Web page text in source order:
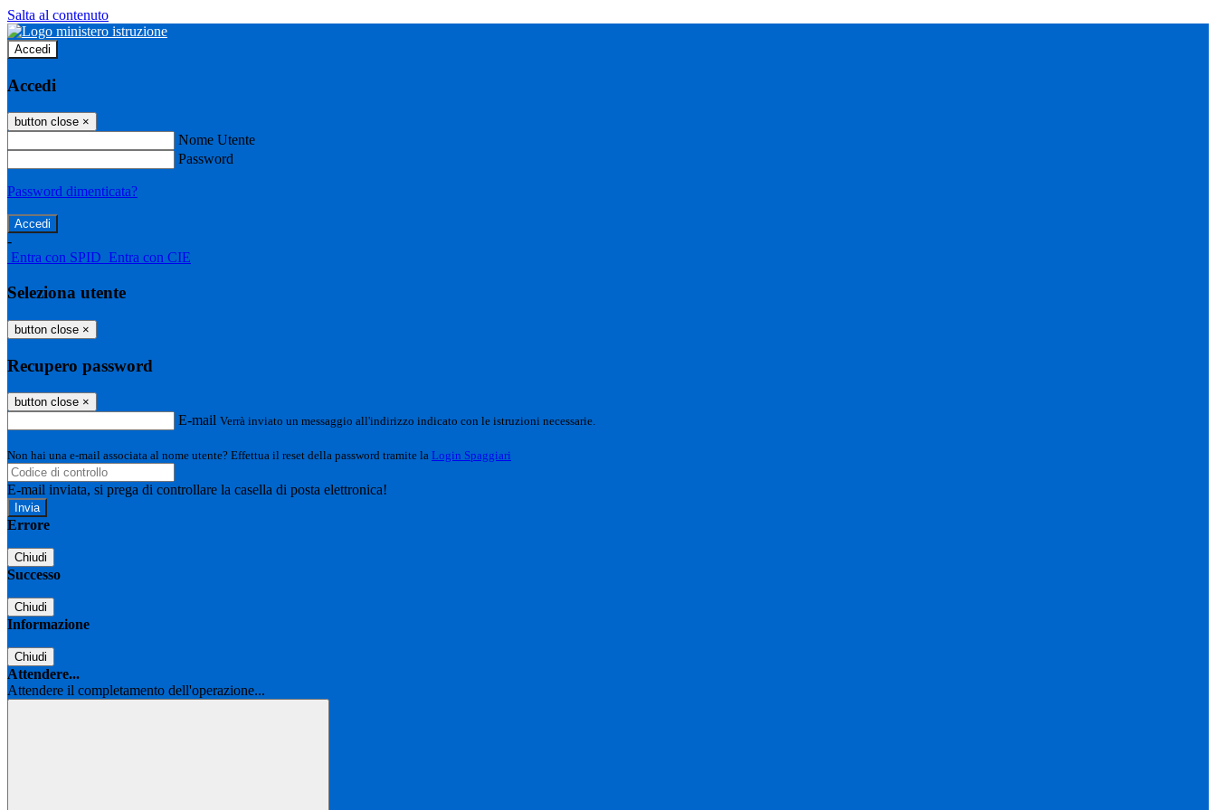
Salta al contenuto
Accedi
Accedi
button close ×
Nome Utente
Password
Password dimenticata?
-
Entra con SPID Entra con CIE
Seleziona utente
button close ×
Recupero password
button close ×
E-mail Verrà inviato un messaggio all'indirizzo indicato con le istruzioni necessarie.
Non hai una e-mail associata al nome utente? Effettua il reset della password tramite la Login Spaggiari
E-mail inviata, si prega di controllare la casella di posta elettronica!
Errore
Chiudi
Successo
Chiudi
Informazione
Chiudi
Attendere...
Attendere il completamento dell'operazione...